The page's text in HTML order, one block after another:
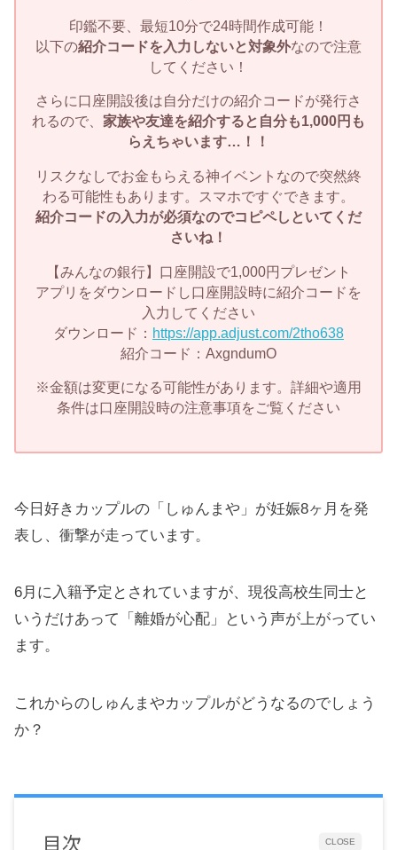
印鑑不要、最短10分で24時間作成可能！
以下の紹介コードを入力しないと対象外なので注意
してください！
さらに口座開設後は自分だけの紹介コードが発行さ
れるので、 家族や友達を紹介すると自分も1,000円も
らえちゃいます…！！
リスクなしでお金もらえる神イベントなので突然終
わる可能性もあります。スマホですぐできます。
紹介コードの入力が必須なのでコピペしといてくだ
さいね！
【みんなの銀行】口座開設で1,000円プレゼント
アプリをダウンロードし口座開設時に紹介コードを
入力してください
ダウンロード： https://app.adjust.com/2tho638
紹介コード：AxgndumO
※金額は変更になる可能性があります。詳細や適用
条件は口座開設時の注意事項をご覧ください
今日好きカップルの「しゅんまや」が妊娠8ヶ月を発
表し、衝撃が走っています。
6月に入籍予定とされていますが、現役高校生同士と
いうだけあって「離婚が心配」という声が上がってい
ます。
これからのしゅんまやカップルがどうなるのでしょう
か？
CLOSE
目次